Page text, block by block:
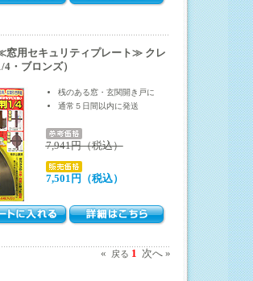
用セキュリティプレート≫ クレ
・ブロンズ）
桟のある窓・玄関開き戸に
通常５日間以内に発送
7,941円（税込）
7,501円（税込）
« 戻る 1 次へ »